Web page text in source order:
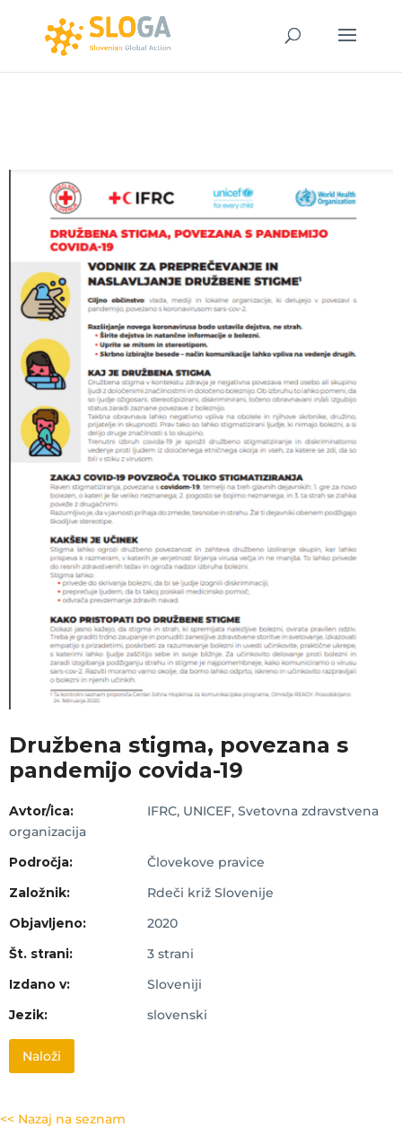
Družbena stigma, povezana s
pandemijo covida-19
Avtor/ica:
IFRC, UNICEF, Svetovna zdravstvena
organizacija
Področja:
Človekove pravice
Založnik:
Rdeči križ Slovenije
Objavljeno:
2020
Št. strani:
3 strani
Izdano v:
Sloveniji
Jezik:
slovenski
Naloži
<< Nazaj na seznam